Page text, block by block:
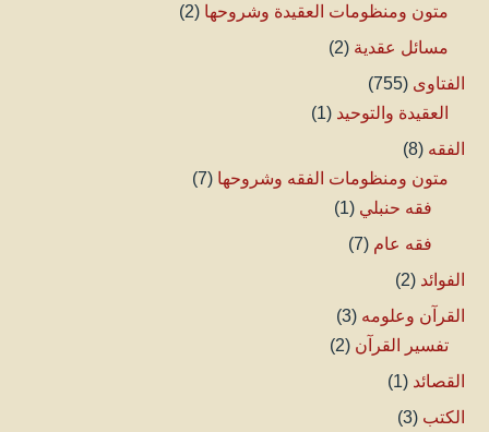
متون ومنظومات العقيدة وشروحها (2)
مسائل عقدية (2)
الفتاوى (755)
العقيدة والتوحيد (1)
الفقه (8)
متون ومنظومات الفقه وشروحها (7)
فقه حنبلي (1)
فقه عام (7)
الفوائد (2)
القرآن وعلومه (3)
تفسير القرآن (2)
القصائد (1)
الكتب (3)